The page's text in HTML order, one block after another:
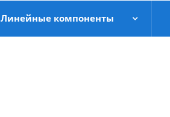
Линейные компоненты